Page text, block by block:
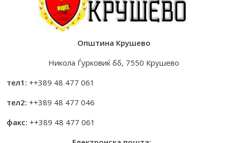
Општина Крушево
Никола Ѓурковиќ бб, 7550 Крушево
тел1: ++389 48 477 061
тел2: ++389 48 477 046
факс: ++389 48 477 061